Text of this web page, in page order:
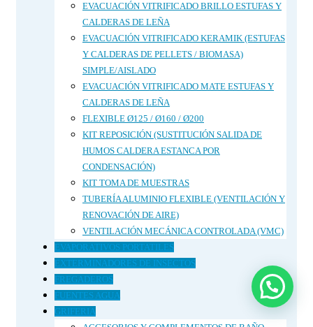
EVACUACIÓN VITRIFICADO BRILLO ESTUFAS Y
CALDERAS DE LEÑA
EVACUACIÓN VITRIFICADO KERAMIK (ESTUFAS
Y CALDERAS DE PELLETS / BIOMASA)
SIMPLE/AISLADO
EVACUACIÓN VITRIFICADO MATE ESTUFAS Y
CALDERAS DE LEÑA
FLEXIBLE Ø125 / Ø160 / Ø200
KIT REPOSICIÓN (SUSTITUCIÓN SALIDA DE
HUMOS CALDERA ESTANCA POR
CONDENSACIÓN)
KIT TOMA DE MUESTRAS
TUBERÍA ALUMINIO FLEXIBLE (VENTILACIÓN Y
RENOVACIÓN DE AIRE)
VENTILACIÓN MECÁNICA CONTROLADA (VMC)
EVAPORATIVOS PORTATILES
EXTERMINADORES DE INSECTOS
FREGADEROS
FUENTES AGUA
GRIFERIA